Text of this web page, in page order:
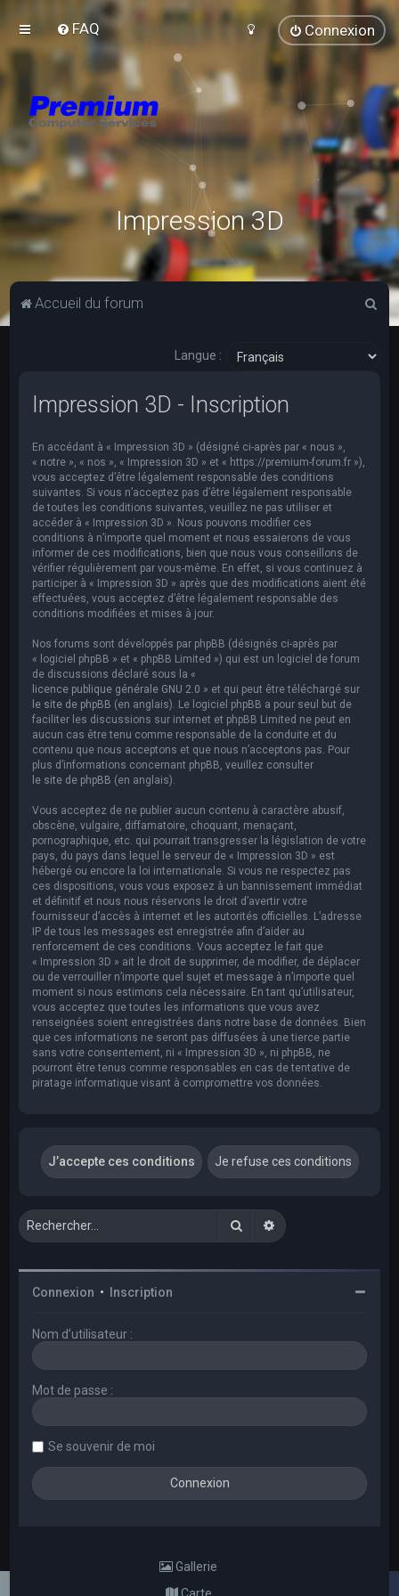
FAQ Connexion
Impression 3D
Accueil du forum
Langue :
Impression 3D - Inscription
En accédant à « Impression 3D » (désigné ci-après par « nous »,
« notre », « nos », « Impression 3D » et « https://premium-forum.fr »),
vous acceptez d’être légalement responsable des conditions
suivantes. Si vous n’acceptez pas d’être légalement responsable
de toutes les conditions suivantes, veuillez ne pas utiliser et
accéder à « Impression 3D ». Nous pouvons modifier ces
conditions à n’importe quel moment et nous essaierons de vous
informer de ces modifications, bien que nous vous conseillons de
vérifier régulièrement par vous-même. En effet, si vous continuez à
participer à « Impression 3D » après que des modifications aient été
effectuées, vous acceptez d’être légalement responsable des
conditions modifiées et mises à jour.
Nos forums sont développés par phpBB (désignés ci-après par
« logiciel phpBB » et « phpBB Limited ») qui est un logiciel de forum
de discussions déclaré sous la «
licence publique générale GNU 2.0 » et qui peut être téléchargé sur
le site de phpBB (en anglais). Le logiciel phpBB a pour seul but de
faciliter les discussions sur internet et phpBB Limited ne peut en
aucun cas être tenu comme responsable de la conduite et du
contenu que nous acceptons et que nous n’acceptons pas. Pour
plus d’informations concernant phpBB, veuillez consulter
le site de phpBB (en anglais).
Vous acceptez de ne publier aucun contenu à caractère abusif,
obscène, vulgaire, diffamatoire, choquant, menaçant,
pornographique, etc. qui pourrait transgresser la législation de votre
pays, du pays dans lequel le serveur de « Impression 3D » est
hébergé ou encore la loi internationale. Si vous ne respectez pas
ces dispositions, vous vous exposez à un bannissement immédiat
et définitif et nous nous réservons le droit d’avertir votre
fournisseur d’accès à internet et les autorités officielles. L’adresse
IP de tous les messages est enregistrée afin d’aider au
renforcement de ces conditions. Vous acceptez le fait que
« Impression 3D » ait le droit de supprimer, de modifier, de déplacer
ou de verrouiller n’importe quel sujet et message à n’importe quel
moment si nous estimons cela nécessaire. En tant qu’utilisateur,
vous acceptez que toutes les informations que vous avez
renseignées soient enregistrées dans notre base de données. Bien
que ces informations ne seront pas diffusées à une tierce partie
sans votre consentement, ni « Impression 3D », ni phpBB, ne
pourront être tenus comme responsables en cas de tentative de
piratage informatique visant à compromettre vos données.
RechercherRecherche avancée
Connexion • Inscription
Nom d’utilisateur :
Mot de passe :
Se souvenir de moi
Gallerie
Carte